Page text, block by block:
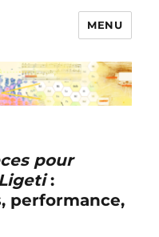
MENU
pour
:
performance,